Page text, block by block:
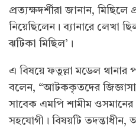
প্রত্যক্ষদর্শীরা জানান,
নিয়েছিলেন। ব্যানারে লেখা
ঝটিকা মিছিল’।
এ বিষয়ে ফতুল্লা মডেল
বলেন, “আটককৃতদের
সাবেক এমপি শামীম
সহযোগী। বিষয়টি তদন্তাধীন,